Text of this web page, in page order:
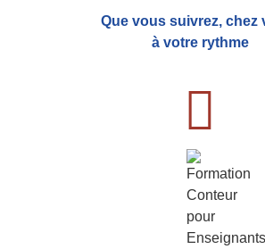
Que vous suivrez, chez
à votre rythme